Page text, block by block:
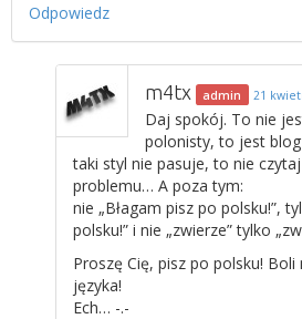
Odpowiedz
m4tx admin 21
Daj spokój. To nie
polonisty, to jest blog
taki styl nie pasuje, to nie
problemu… A poza tym:
nie „Błagam pisz po polsku!”,
polsku!” i nie „zwierze” tylko
Proszę Cię, pisz po polsku!
języka!
Ech… -.-